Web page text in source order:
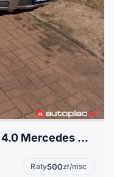
Mercedes-Benz ML W164 4.0 Mercedes ML420 AMG-Pakiet i Designo
Raty500zł/msc